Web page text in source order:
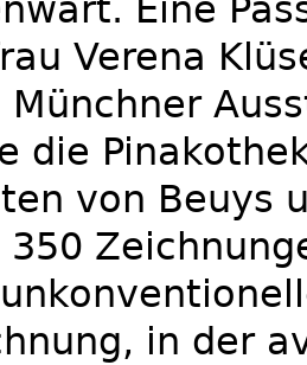
Eine
Verena
Münchner
die
von Beuys
in der